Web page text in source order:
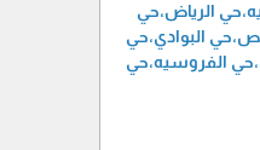
الرياض،حي
البوادي،حي
الفروسيه،حي